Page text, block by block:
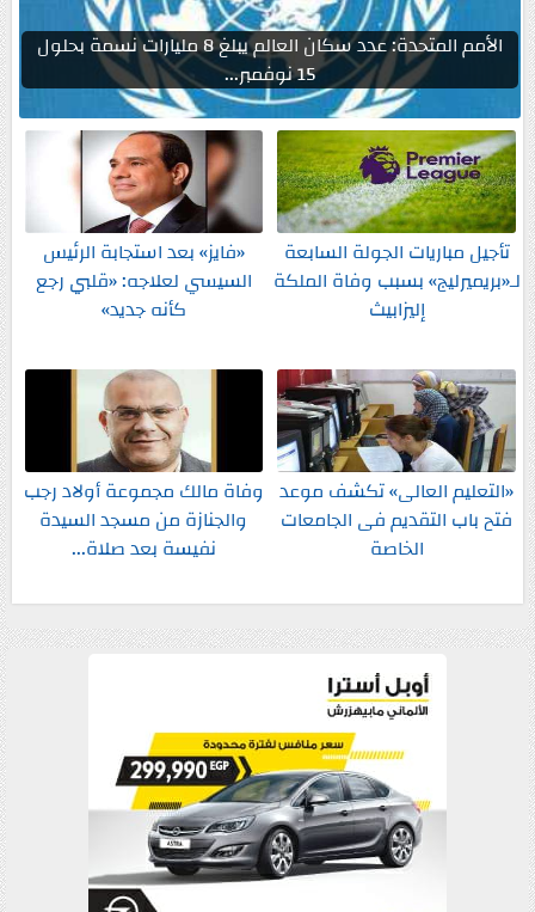
الأمم المتحدة: عدد سكان العالم يبلغ 8 مليارات نسمة بحلول
15 نوفمبر...
تأجيل مباريات الجولة السابعة
لـ«بريميرليج» بسبب وفاة الملكة
إليزابيث
«فايز» بعد استجابة الرئيس
السيسي لعلاجه: «قلبي رجع
كأنه جديد»
«التعليم العالى» تكشف موعد
فتح باب التقديم فى الجامعات
الخاصة
وفاة مالك مجموعة أولاد رجب
والجنازة من مسجد السيدة
نفيسة بعد صلاة...